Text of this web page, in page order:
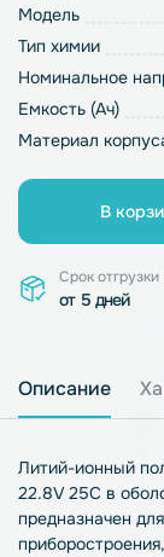
Модель
Тип химии
Номинальное
Емкость (Ач)
Материал
В
Срок отгрузки
от 5 дней
Описание
Литий-ионный
22.8V 25C в
предназначен